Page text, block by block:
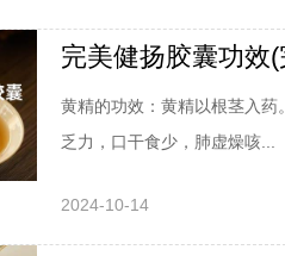
完美健扬胶囊功效
黄精的功效：黄精以根茎入
乏力，口干食少，肺虚燥咳...
2024-10-14